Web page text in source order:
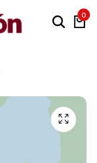
0